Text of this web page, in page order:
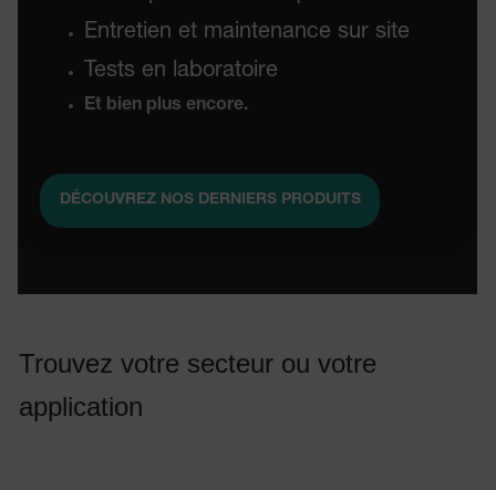
Entretien et maintenance sur site
Tests en laboratoire
Et bien plus encore.
DÉCOUVREZ NOS DERNIERS PRODUITS
Trouvez votre secteur ou votre
application